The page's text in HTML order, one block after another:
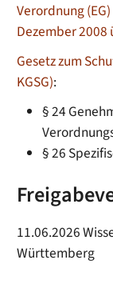
Verordnung
Dezember
Gesetz zum
KGSG):
§ 24
§ 26
11.06.2026
Württemberg